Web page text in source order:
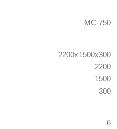
МС-750
2200х1500х300
2200
1500
300
6